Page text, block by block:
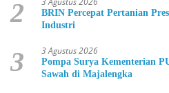
2
BRIN Percepat Pertanian
Industri
3 3 Agustus 2026
Pompa Surya Kementerian
Sawah di Majalengka